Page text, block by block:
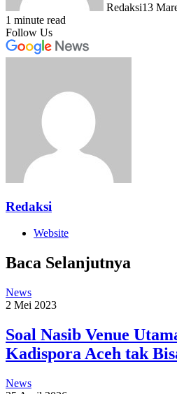
Redaksi13
1 minute read
Follow Us
Redaksi
Website
Baca Selanjutnya
News
2 Mei 2023
Soal Nasib Venue
Kadispora Aceh tak
News